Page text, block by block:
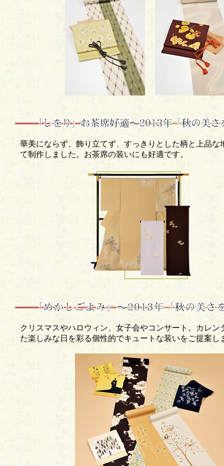
華美にならず、飾り立てず、すっきりとした柄と上品な
て制作しました。お茶席の装いにも好適です。
クリスマスやハロウィン、女子会やコンサート。カレン
た楽しみな日を彩る個性的でキュートな装いをご提案し